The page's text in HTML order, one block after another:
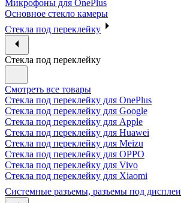
Микрофоны для OnePlus
Основное стекло камеры
Стекла под переклейку
Стекла под переклейку
Смотреть все товары
Стекла под переклейку для OnePlus
Стекла под переклейку для Google
Стекла под переклейку для Apple
Стекла под переклейку для Huawei
Стекла под переклейку для Meizu
Стекла под переклейку для OPPO
Стекла под переклейку для Vivo
Стекла под переклейку для Xiaomi
Системные разъемы, разъемы под дисплеи